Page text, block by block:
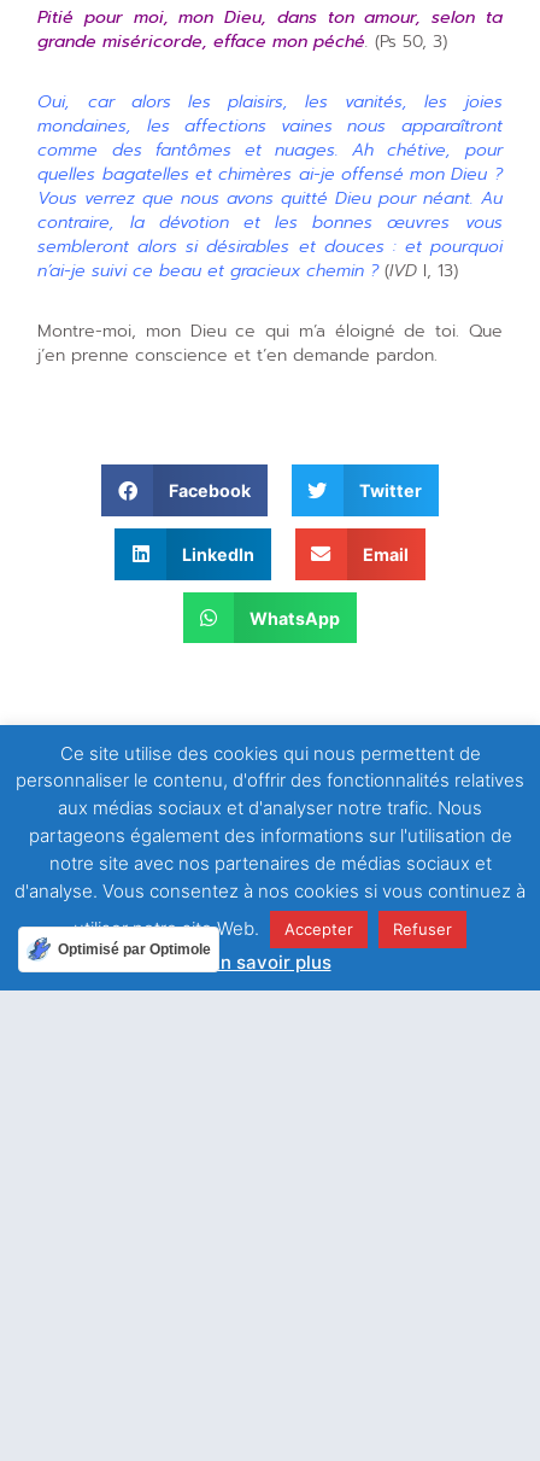
Pitié pour moi, mon Dieu, dans ton amour, selon ta
grande miséricorde, efface mon péché. (Ps 50, 3)
Oui, car alors les plaisirs, les vanités, les joies
mondaines, les affections vaines nous apparaîtront
comme des fantômes et nuages. Ah chétive, pour
quelles bagatelles et chimères ai-je offensé mon Dieu ?
Vous verrez que nous avons quitté Dieu pour néant. Au
contraire, la dévotion et les bonnes œuvres vous
sembleront alors si désirables et douces : et pourquoi
n’ai-je suivi ce beau et gracieux chemin ?(IVD I, 13)
Montre-moi, mon Dieu ce qui m’a éloigné de toi. Que
j’en prenne conscience et t’en demande pardon.
Facebook Twitter
LinkedIn Email
WhatsApp
ARTICLE PRÉCÉDENT
Que ta grâce inspire nos actions, Seigneur !
ARTICLE SUIVANT
Dieu fort, Dieu éternel, étends sur nous ta main toute puissante !
Ce site utilise des cookies qui nous permettent de
personnaliser le contenu, d'offrir des fonctionnalités relatives
aux médias sociaux et d'analyser notre trafic. Nous
partageons également des informations sur l'utilisation de
notre site avec nos partenaires de médias sociaux et
d'analyse. Vous consentez à nos cookies si vous continuez à
utiliser notre site Web.
Accepter Refuser
En savoir plus
Optimisé par Optimole